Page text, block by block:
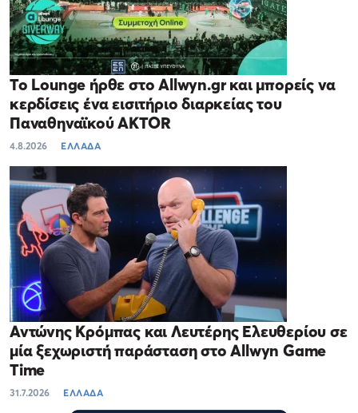
Το Lounge ήρθε στο Allwyn.gr και μπορείς να
κερδίσεις ένα εισιτήριο διαρκείας του
Παναθηναϊκού AKTOR
4.8.2026 ΕΛΛΑΔΑ
Αντώνης Κρόμπας και Λευτέρης Ελευθερίου σε
μία ξεχωριστή παράσταση στο Allwyn Game
Time
31.7.2026 ΕΛΛΑΔΑ